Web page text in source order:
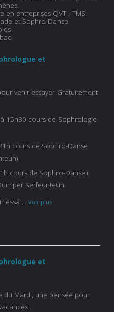
en entreprises QVT - TMS.
et Sophro-Danse
et
venir essayer Gratuitement
15h30 cours de Sophrologie
cours de Sophro-Danse
cours de Sophro-Danse (
Kerfeunteun
essa ... Voir plus
et
du Mardi, une pensée pour
.